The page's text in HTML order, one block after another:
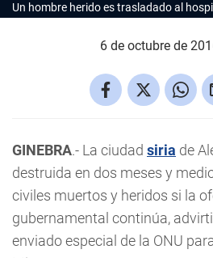
Un hombre herido es trasladado al
6 de octubre de
GINEBRA.- La ciudad siria de
destruida en dos meses y
civiles muertos y heridos si la
gubernamental continúa,
enviado especial de la ONU